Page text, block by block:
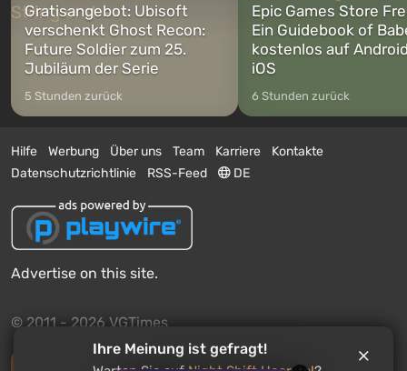
Gratisangebot: Ubisoft
verschenkt Ghost Recon:
Future Soldier zum 25.
Jubiläum der Serie
5 Stunden zurück
Epic Games Store
Ein Guidebook of
kostenlos auf
iOS
6 Stunden zurück
Hilfe Werbung Über uns Team Karriere
Kontakte
Datenschutzrichtlinie
RSS-Feed DE
Advertise on this site.
© 2011 - 2026 VGTimes
Vollständige Version
Ihre Meinung ist gefragt!